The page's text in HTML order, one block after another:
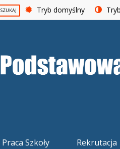
Tryb domyślny
SZUKAJ
Praca Szkoły Rekrutacja